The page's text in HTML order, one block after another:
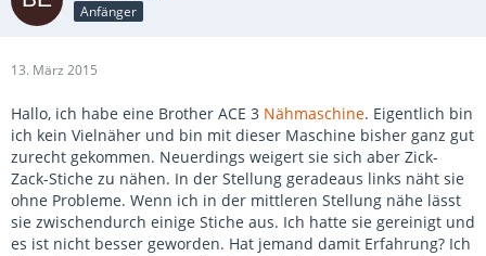
Anfänger
13. März 2015
Hallo, ich habe eine Brother ACE 3 Nähmaschine. Eigentlich bin
ich kein Vielnäher und bin mit dieser Maschine bisher ganz gut
zurecht gekommen. Neuerdings weigert sie sich aber Zick-
Zack-Stiche zu nähen. In der Stellung geradeaus links näht sie
ohne Probleme. Wenn ich in der mittleren Stellung nähe lässt
sie zwischendurch einige Stiche aus. Ich hatte sie gereinigt und
es ist nicht besser geworden. Hat jemand damit Erfahrung? Ich